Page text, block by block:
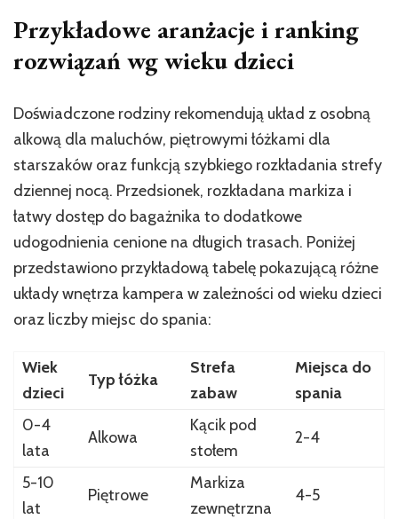
Przykładowe aranżacje i ranking
rozwiązań wg wieku dzieci
Doświadczone rodziny rekomendują układ z osobną
alkową dla maluchów, piętrowymi łóżkami dla
starszaków oraz funkcją szybkiego rozkładania strefy
dziennej nocą. Przedsionek, rozkładana markiza i
łatwy dostęp do bagażnika to dodatkowe
udogodnienia cenione na długich trasach. Poniżej
przedstawiono przykładową tabelę pokazującą różne
układy wnętrza kampera w zależności od wieku dzieci
oraz liczby miejsc do spania:
Wiek
dzieci
Typ łóżka
Strefa
zabaw
Miejsca do
spania
0-4
lata
Alkowa
Kącik pod
stołem
2-4
5-10
lat
Piętrowe
Markiza
zewnętrzna
4-5